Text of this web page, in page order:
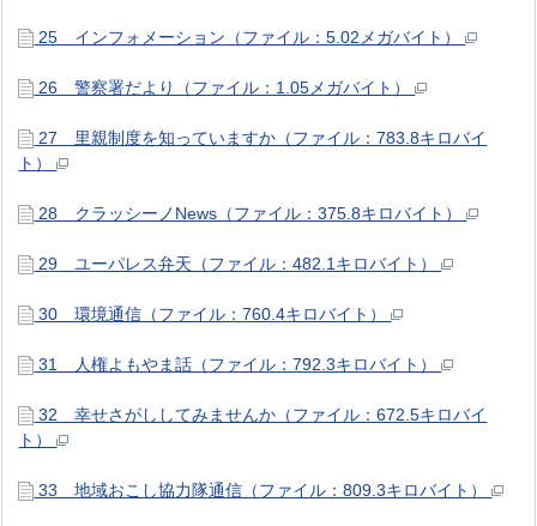
25 インフォメーション（ファイル：5.02メガバイト）
26 警察署だより（ファイル：1.05メガバイト）
27 里親制度を知っていますか（ファイル：783.8キロバイ
ト）
28 クラッシーノNews（ファイル：375.8キロバイト）
29 ユーパレス弁天（ファイル：482.1キロバイト）
30 環境通信（ファイル：760.4キロバイト）
31 人権よもやま話（ファイル：792.3キロバイト）
32 幸せさがししてみませんか（ファイル：672.5キロバイ
ト）
33 地域おこし協力隊通信（ファイル：809.3キロバイト）